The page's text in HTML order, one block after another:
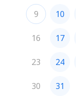
9 10
16 17
23 24
30 31